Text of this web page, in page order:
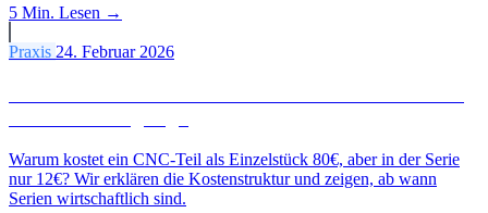
5 Min. Lesen →
Praxis 24. Februar 2026
Warum kostet ein CNC-Teil als Einzelstück 80€, aber in der Serie
nur 12€? Wir erklären die Kostenstruktur und zeigen, ab wann
Serien wirtschaftlich sind.